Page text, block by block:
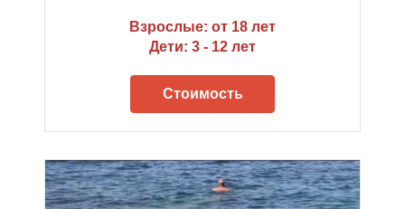
Взрослые: от 18 лет
Дети: 3 - 12 лет
Стоимость